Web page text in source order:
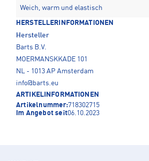
Weich, warm und elastisch
HERSTELLERINFORMATIONEN
Hersteller
Barts B.V.
MOERMANSKKADE 101
NL - 1013 AP Amsterdam
info@barts.eu
ARTIKELINFORMATIONEN
Artikelnummer:718302715
Im Angebot seit06.10.2023